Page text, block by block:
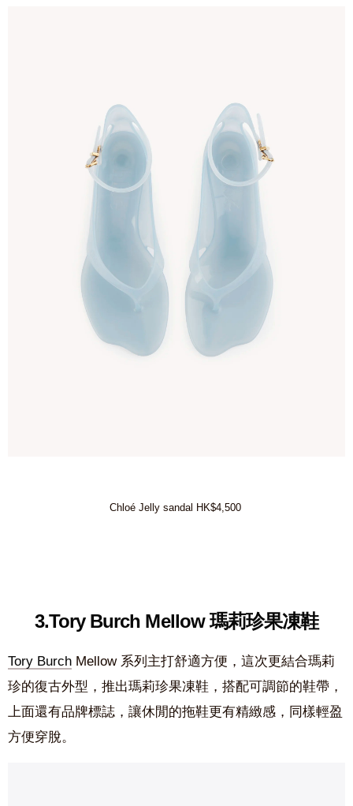
Chloé Jelly sandal HK$4,500
3.Tory Burch Mellow 瑪莉珍果凍鞋
Tory Burch Mellow 系列主打舒適方便，這次更結合瑪莉
珍的復古外型，推出瑪莉珍果凍鞋，搭配可調節的鞋帶，
上面還有品牌標誌，讓休閒的拖鞋更有精緻感，同樣輕盈
方便穿脫。